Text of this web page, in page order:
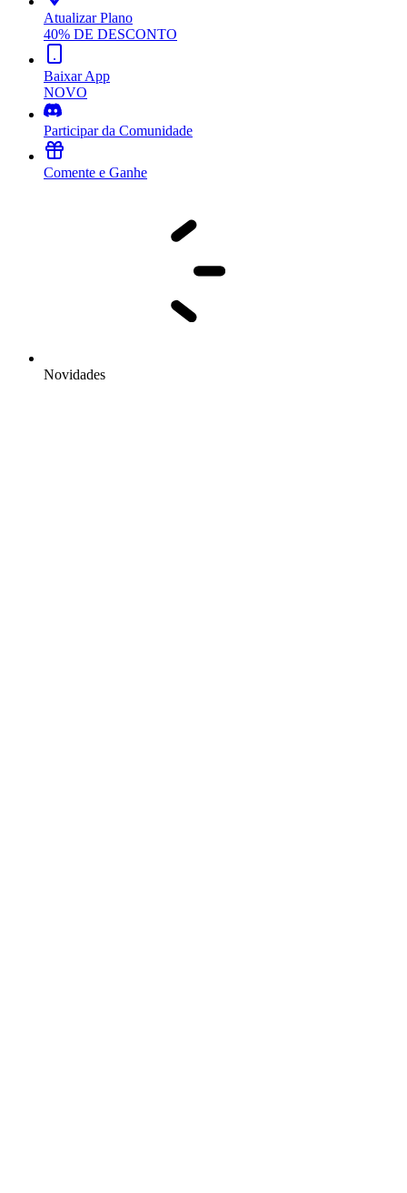
Atualizar Plano
40% DE DESCONTO
Baixar App
NOVO
Participar da Comunidade
Comente e Ganhe
Novidades